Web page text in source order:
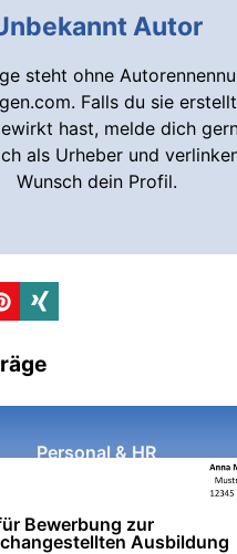
Autor
steht ohne
Falls du sie
hast, melde dich
als Urheber und
Wunsch dein Profil.
Personal & HR
Bewerbung zur
Ausbildung